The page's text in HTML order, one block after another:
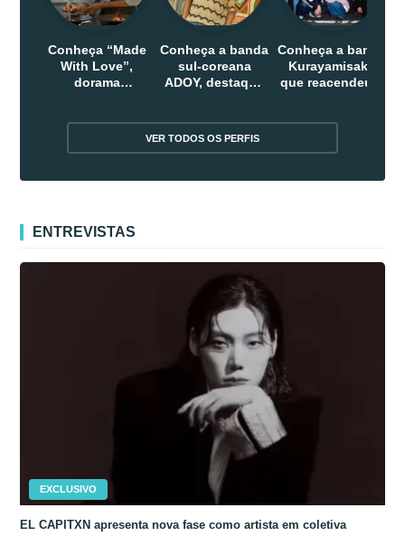
Conheça “Made
With Love”,
dorama
Conheça a banda
sul-coreana
ADOY, destaque
Conheça a banda
Kurayamisaka
que reacendeu o
VER TODOS OS PERFIS
ENTREVISTAS
EXCLUSIVO
EL CAPITXN apresenta nova fase como artista em coletiva